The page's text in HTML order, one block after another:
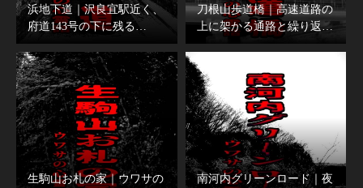
浜地下道｜沢良宜駅近く、
府道143号の下に残る…
刀根山歩道橋｜高速道路の
上に架かる通路と繰り返…
生駒山お札の家｜ウワサの
南河内グリーンロード｜夜